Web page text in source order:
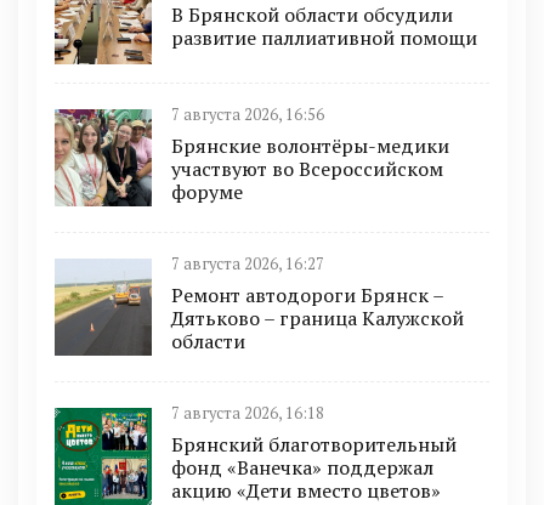
В Брянской области обсудили
развитие паллиативной помощи
7 августа 2026, 16:56
Брянские волонтёры-медики
участвуют во Всероссийском
форуме
7 августа 2026, 16:27
Ремонт автодороги Брянск –
Дятьково – граница Калужской
области
7 августа 2026, 16:18
Брянский благотворительный
фонд «Ванечка» поддержал
акцию «Дети вместо цветов»